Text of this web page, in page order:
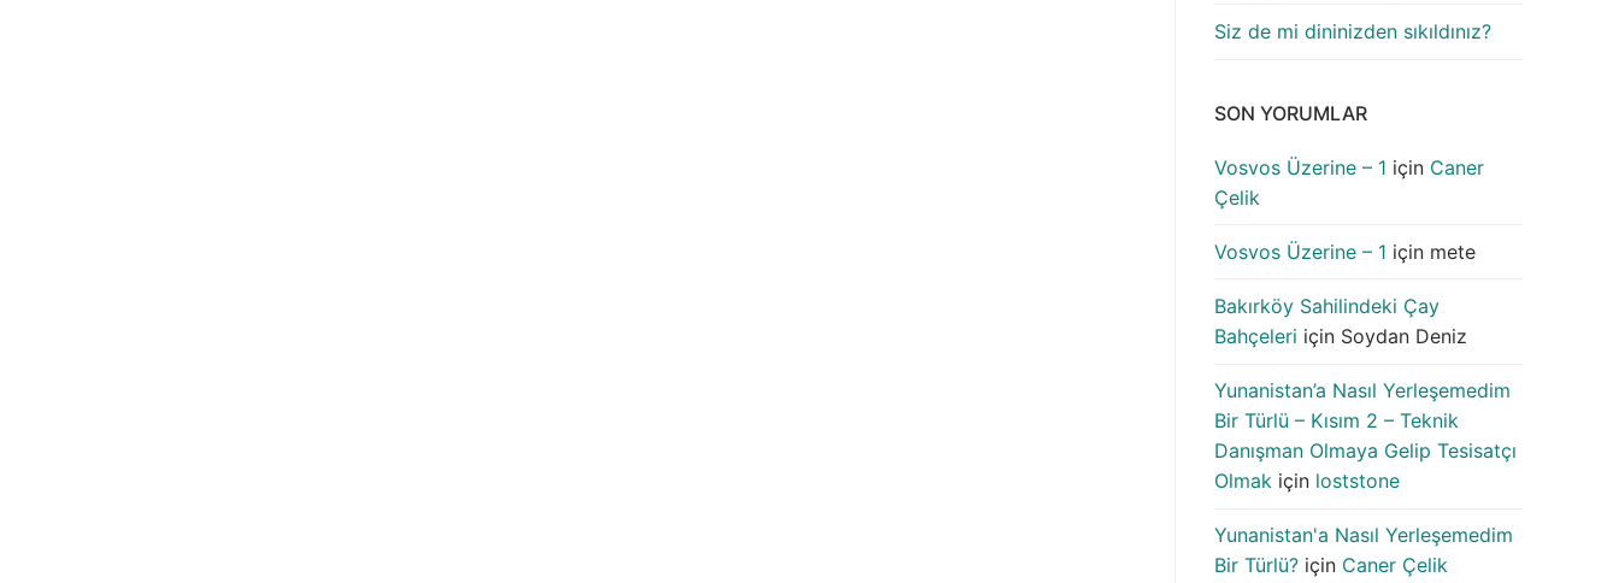
Siz de mi dininizden sıkıldınız?
SON YORUMLAR
Vosvos Üzerine – 1 için Caner
Çelik
Vosvos Üzerine – 1 için mete
Bakırköy Sahilindeki Çay
Bahçeleri için Soydan Deniz
Yunanistan’a Nasıl Yerleşemedim
Bir Türlü – Kısım 2 – Teknik
Danışman Olmaya Gelip Tesisatçı
Olmak için loststone
Yunanistan'a Nasıl Yerleşemedim
Bir Türlü? için Caner Çelik